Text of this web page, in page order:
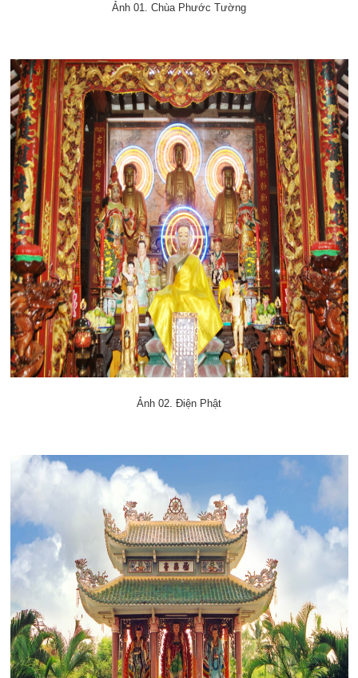
Ảnh 01. Chùa Phước Tường
Ảnh 02. Điện Phật